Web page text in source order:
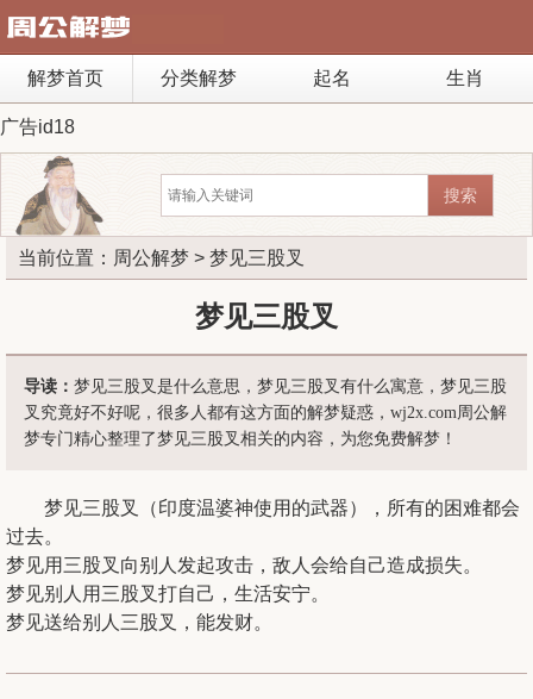
解梦首页 分类解梦 起名 生肖
广告id18
当前位置： 周公解梦 > 梦见三股叉
梦见三股叉
导读： 梦见三股叉是什么意思，梦见三股叉有什么寓意，梦见三股
叉究竟好不好呢，很多人都有这方面的解梦疑惑，wj2x.com周公解
梦专门精心整理了梦见三股叉相关的内容，为您免费解梦！
梦见三股叉（印度温婆神使用的武器），所有的困难都会
过去。
梦见用三股叉向别人发起攻击，敌人会给自己造成损失。
梦见别人用三股叉打自己，生活安宁。
梦见送给别人三股叉，能发财。